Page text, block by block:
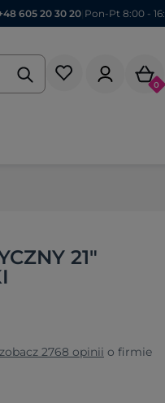
605 20 30 20 Pon-Pt 8:00 -
0
21"
zobacz 2768 opinii o firmie